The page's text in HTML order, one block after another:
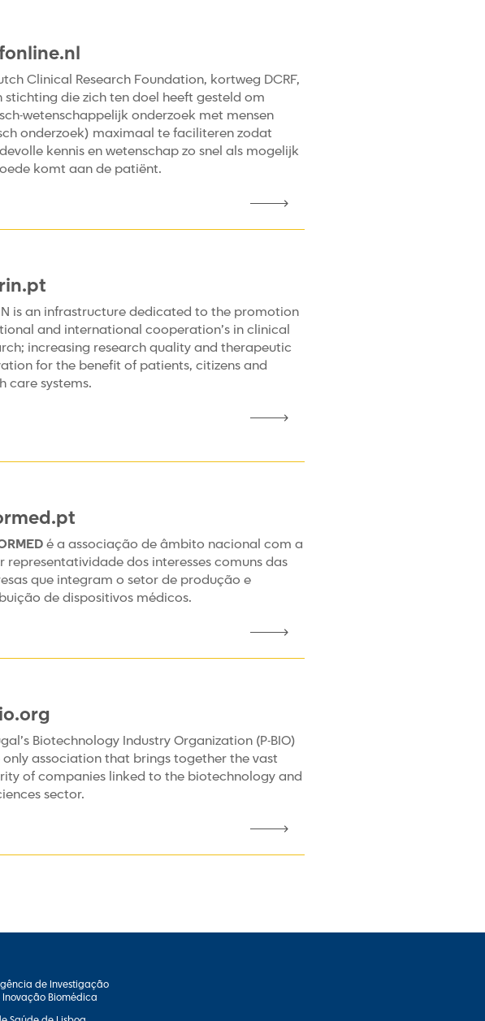
Clinical Research Foundation, kortweg DCRF,
stichting die zich ten doel heeft gesteld om
wetenschappelijk onderzoek met mensen
onderzoek) maximaal te faciliteren zodat
kennis en wetenschap zo snel als mogelijk
komt aan de patiënt.
is an infrastructure dedicated to the promotion
and international cooperation’s in clinical
increasing research quality and therapeutic
for the benefit of patients, citizens and
care systems.
é a associação de âmbito nacional com a
representatividade dos interesses comuns das
que integram o setor de produção e
de dispositivos médicos.
Biotechnology Industry Organization (P-BIO)
only association that brings together the vast
of companies linked to the biotechnology and
sector.
de Investigação
Biomédica